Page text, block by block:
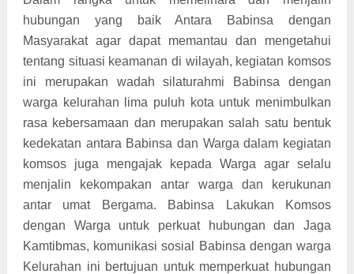
hubungan yang baik Antara Babinsa dengan
Masyarakat agar dapat memantau dan mengetahui
tentang situasi keamanan di wilayah, kegiatan komsos
ini merupakan wadah silaturahmi Babinsa dengan
warga kelurahan lima puluh kota untuk menimbulkan
rasa kebersamaan dan merupakan salah satu bentuk
kedekatan antara Babinsa dan Warga dalam kegiatan
komsos juga mengajak kepada Warga agar selalu
menjalin kekompakan antar warga dan kerukunan
antar umat Bergama. Babinsa Lakukan Komsos
dengan Warga untuk perkuat hubungan dan Jaga
Kamtibmas, komunikasi sosial Babinsa dengan warga
Kelurahan ini bertujuan untuk memperkuat hubungan